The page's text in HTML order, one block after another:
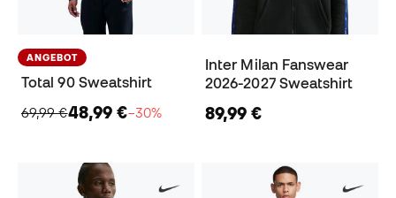
ANGEBOT
Total 90 Sweatshirt
69,99 €48,99 €−30%
Inter Milan Fanswear
2026-2027 Sweatshirt
89,99 €